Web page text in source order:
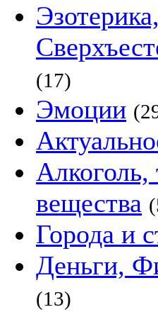
Эзотерика,
(17)
Эмоции
Алкоголь,
вещества
Города и
Деньги,
(13)